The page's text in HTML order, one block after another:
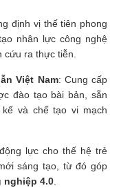
định vị thế tiên phong
nhân lực công nghệ
ra thực tiễn.
Việt Nam: Cung cấp
đào tạo bài bản, sẵn
và chế tạo vi mạch
lực cho thế hệ trẻ
sáng tạo, từ đó góp
nghiệp 4.0